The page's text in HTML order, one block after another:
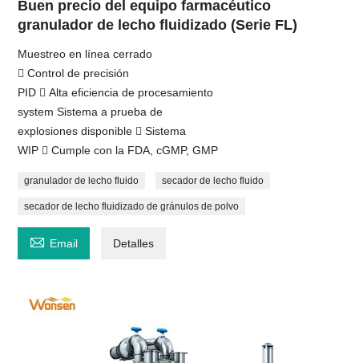
Buen precio del equipo farmacéutico
granulador de lecho fluidizado (Serie FL)
Muestreo en línea cerrado
 Control de precisión
PID  Alta eficiencia de procesamiento
system Sistema a prueba de
explosiones disponible  Sistema
WIP  Cumple con la FDA, cGMP, GMP
granulador de lecho fluido secador de lecho fluido
secador de lecho fluidizado de gránulos de polvo
 Email Detalles